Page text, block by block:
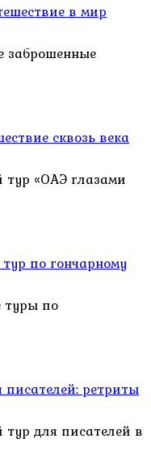
в мир
заброшенные
сквозь века
тур «ОАЭ глазами
по гончарному
туры по
ретриты
для писателей в